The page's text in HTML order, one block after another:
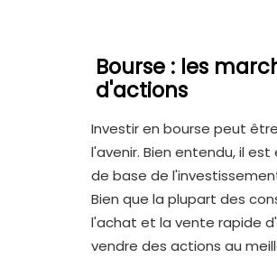
Bourse : les
d'actions
Investir en bourse peut
l'avenir. Bien entendu, il
de base de
Bien que la plupart des
l'achat et la vente rapide
vendre des actions au